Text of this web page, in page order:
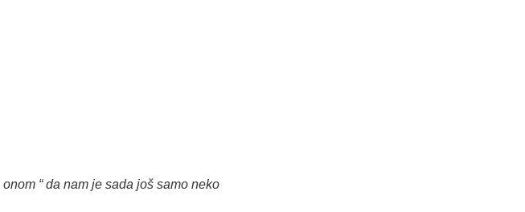
“ da nam je sada još samo neko